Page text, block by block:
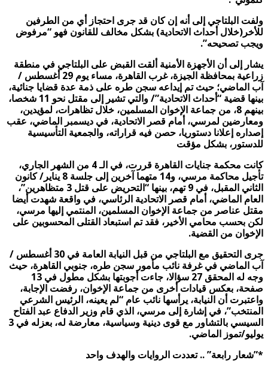
ولفت البلتاجي إلى أنه إن كان قد جرى احتجاز أي من الطرفين
للأخر(خلال أحداث الاتحادية) بشكل مخالف للقانون فهو “مرفوض
ويجب تصحيحه”.
يشار إلى أن الأجهزة الأمنية ألقت القبض على البلتاجي في منطقة
زراعية بمحافظة الجيزة، غرب القاهرة، مساء يوم 29 أغسطس /
آب الماضي؛ حيث تم إيداعه سجن طره على ذمة عدة قضايا جنائية،
بينها قضية “أحداث الاتحادية”/ والتي تشير إلى مقتل نحو 11 شخصا،
بينهم 8، من جماعة الإخوان المسلمين، خلال تظاهرات، لمؤيدين،
ومعارضين لمرسي، أمام قصر الاتحادية، في ديسمبر الماضي، عقب
إصداره إعلانا دستوريا، حصن فيه قراراته، والجمعية التأسيسية
للدستور، بشكل مؤقت
كانت محكمة جنايات القاهرة قررت، في الـ 4 من الشهر الجاري،
تأجيل محاكمة مرسي، و14 متهما آخرين إلى جلسة 8 يناير/ كانون
الثاني المقبل، في 9 تهم، بينها “التحريض على قتل 3 متظاهرين”،
العام الماضي، أمام قصر الاتحادية الرئاسي، في واقعة شهدت أيضا
مقتل عناصر من جماعة الإخوان المسلمين، المنتمي إليها مرسي،
لكن بحسب محامي الأخير، فقد تم استبعاد القتلى المحسوبين على
الإخوان من القضية.
جرى التحقيق مع البلتاجي من قبل النيابة العامة في 30 أغسطس /
آب الماضي في غرفة نائب مأمور سجن طره، جنوبي القاهرة، حيث
وجه له المحقق 27 سؤالا، جاءت أجوبتها بشكل مطول في 13
صفحة، بعكس قيادات أخرى من جماعة الإخوان، رفضت الإجابة،
واعتبرت أن النيابة، يرأسها نائب عام “لم يعينه، الرئيس الشرعي
المنتخب”، في إشارة إلى مرسي، الذي قام وزير الدفاع عبد الفتاح
السيسي بالتشاور مع قوى دينية وسياسية، معارضة له، بعزله في 3
يوليو/تموز الماضي.
*”شعار رابعة” .. تعددت الروايات والهدف واحد